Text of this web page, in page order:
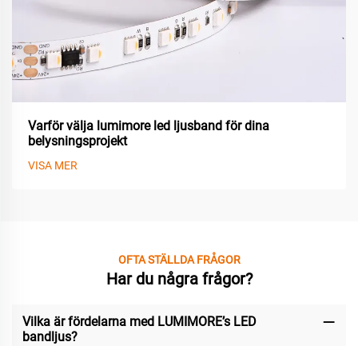
Varför välja lumimore led ljusband för dina
belysningsprojekt
VISA MER
OFTA STÄLLDA FRÅGOR
Har du några frågor?
Vilka är fördelarna med LUMIMORE’s LED
bandljus?